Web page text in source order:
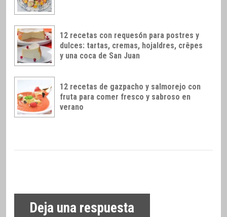
12 recetas con requesón para postres y
dulces: tartas, cremas, hojaldres, crêpes
y una coca de San Juan
12 recetas de gazpacho y salmorejo con
fruta para comer fresco y sabroso en
verano
Deja una respuesta